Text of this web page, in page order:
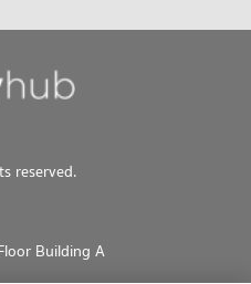
reserved.
Building A